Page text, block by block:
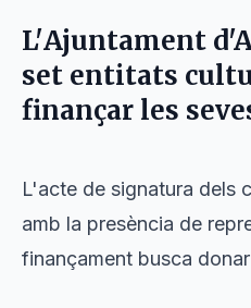
L'Ajuntament
set entitats
finançar les
L'acte de signatura dels
amb la presència de
finançament busca